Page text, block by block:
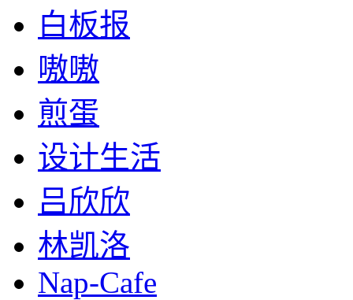
白板报
嗷嗷
煎蛋
设计生活
吕欣欣
林凯洛
Nap-Cafe